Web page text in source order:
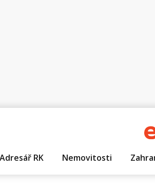
Adresář RK Nemovitosti